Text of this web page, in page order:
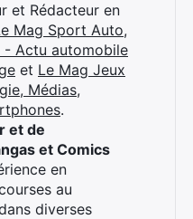
et Rédacteur en
Mag Sport Auto,
- Actu automobile
et Le Mag Jeux
Médias,
.
et de
et Comics
en
au
diverses